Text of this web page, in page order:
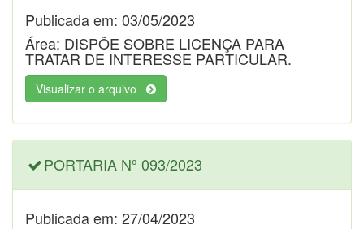
Publicada em: 03/05/2023
Área: DISPÕE SOBRE LICENÇA PARA
TRATAR DE INTERESSE PARTICULAR.
Visualizar o arquivo
PORTARIA Nº 093/2023
Publicada em: 27/04/2023